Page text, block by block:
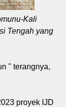
Kali
Tengah yang
" terangnya,
proyek IJD